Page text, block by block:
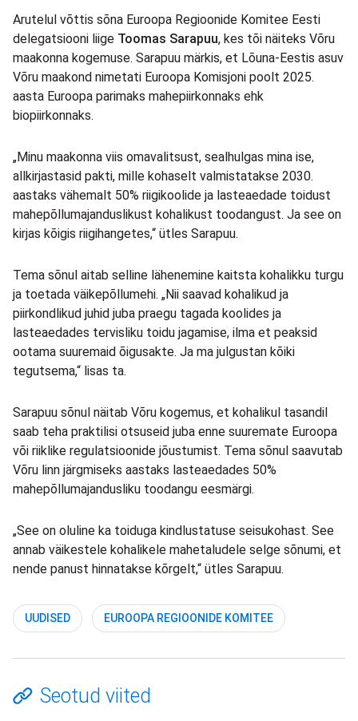
Arutelul võttis sõna Euroopa Regioonide Komitee Eesti
delegatsiooni liige Toomas Sarapuu, kes tõi näiteks Võru
maakonna kogemuse. Sarapuu märkis, et Lõuna-Eestis asuv
Võru maakond nimetati Euroopa Komisjoni poolt 2025.
aasta Euroopa parimaks mahepiirkonnaks ehk
biopiirkonnaks.
„Minu maakonna viis omavalitsust, sealhulgas mina ise,
allkirjastasid pakti, mille kohaselt valmistatakse 2030.
aastaks vähemalt 50% riigikoolide ja lasteaedade toidust
mahepõllumajanduslikust kohalikust toodangust. Ja see on
kirjas kõigis riigihangetes,“ ütles Sarapuu.
Tema sõnul aitab selline lähenemine kaitsta kohalikku turgu
ja toetada väikepõllumehi. „Nii saavad kohalikud ja
piirkondlikud juhid juba praegu tagada koolides ja
lasteaedades tervisliku toidu jagamise, ilma et peaksid
ootama suuremaid õigusakte. Ja ma julgustan kõiki
tegutsema,“ lisas ta.
Sarapuu sõnul näitab Võru kogemus, et kohalikul tasandil
saab teha praktilisi otsuseid juba enne suuremate Euroopa
või riiklike regulatsioonide jõustumist. Tema sõnul saavutab
Võru linn järgmiseks aastaks lasteaedades 50%
mahepõllumajandusliku toodangu eesmärgi.
„See on oluline ka toiduga kindlustatuse seisukohast. See
annab väikestele kohalikele mahetaludele selge sõnumi, et
nende panust hinnatakse kõrgelt,“ ütles Sarapuu.
UUDISED EUROOPA REGIOONIDE KOMITEE
Seotud viited